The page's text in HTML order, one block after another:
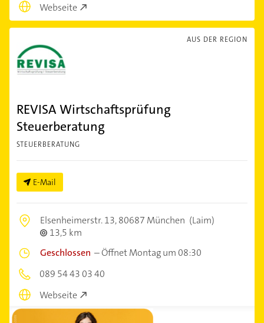
Webseite
AUS DER REGION
REVISA Wirtschaftsprüfung
Steuerberatung
STEUERBERATUNG
E-Mail
Elsenheimerstr. 13,80687 München (Laim)
13,5 km
Geschlossen –Öffnet Montag um 08:30
089 54 43 03 40
Webseite